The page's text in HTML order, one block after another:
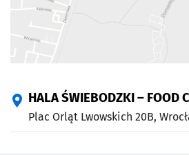
HALA ŚWIEBODZKI – FOOD
Plac Orląt Lwowskich 20B,